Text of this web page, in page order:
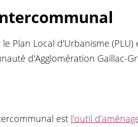
le Plan Local d'Urbanisme
d'Agglomération Gaillac-
est l’outil